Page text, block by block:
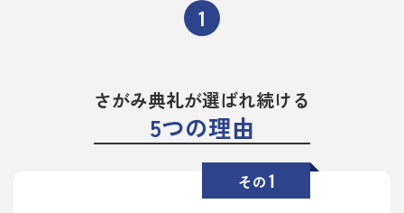
1
さがみ典礼が選ばれ続ける
5つの理由
その1